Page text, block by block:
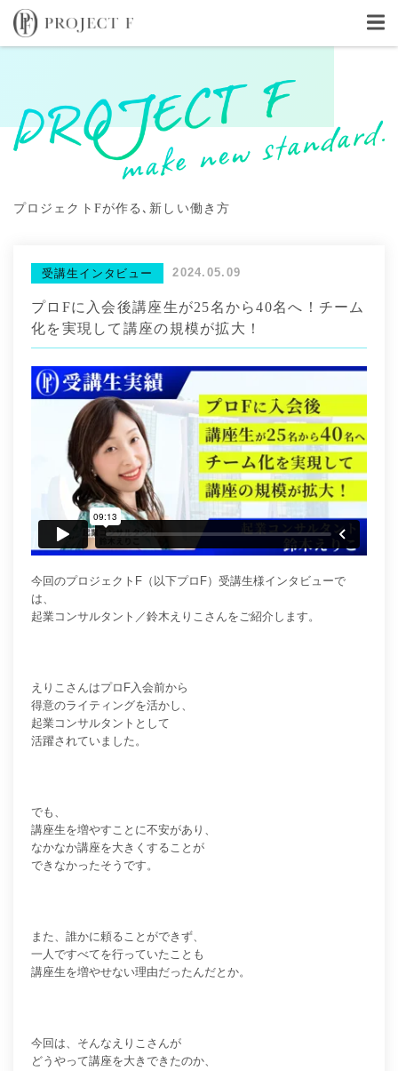
プロジェクトFが作る､新しい働き方
受講生インタビュー 2024.05.09
プロFに入会後講座生が25名から40名へ！チーム
化を実現して講座の規模が拡大！
今回のプロジェクトF（以下プロF）受講生様インタビューで
は、
起業コンサルタント／鈴木えりこさんをご紹介します。
えりこさんはプロF入会前から
得意のライティングを活かし、
起業コンサルタントとして
活躍されていました。
でも、
講座生を増やすことに不安があり、
なかなか講座を大きくすることが
できなかったそうです。
また、誰かに頼ることができず、
一人ですべてを行っていたことも
講座生を増やせない理由だったんだとか。
今回は、そんなえりこさんが
どうやって講座を大きできたのか、